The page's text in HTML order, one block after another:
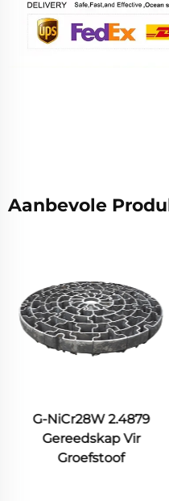
Aanbevole
2.4879
Vir